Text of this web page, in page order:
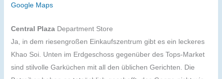
Google Maps
Central PlazaDepartment Store
Ja, in dem riesengroßen Einkaufszentrum gibt es ein leckeres
Khao Soi. Unten im Erdgeschoss gegenüber des Tops-Market
sind stilvolle Garküchen mit all den üblichen Gerichten. Die